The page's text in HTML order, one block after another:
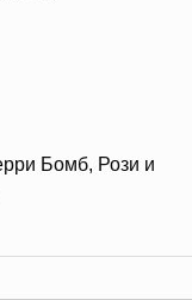
Бомб, Рози и